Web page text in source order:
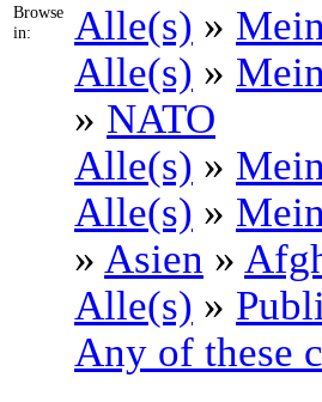
Browse
in:
Alle(s) »
Alle(s) »
» NATO
Alle(s) »
Alle(s) »
» Asien »
Alle(s) »
Any of these